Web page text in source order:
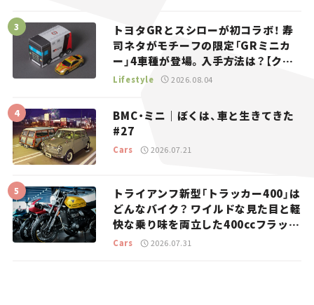
トヨタGRとスシローが初コラボ！ 寿
司ネタがモチーフの限定「GRミニカ
ー」4車種が登場。入手方法は？【クル
マとホビー】
Lifestyle 2026.08.04
BMC・ミニ｜ぼくは、車と生きてきた
#27
Cars 2026.07.21
トライアンフ新型「トラッカー400」は
どんなバイク？ ワイルドな見た目と軽
快な乗り味を両立した400ccフラット
トラッカー【試乗レビュー】
Cars 2026.07.31